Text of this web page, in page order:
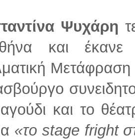
Ψυχάρη
και έκανε
και το
«το stage fright